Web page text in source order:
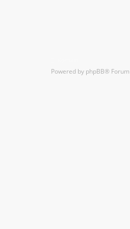
Powered by phpBB®